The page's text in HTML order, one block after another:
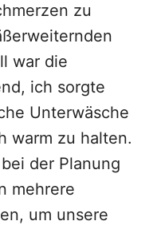
zu
war die
ich sorgte
Unterwäsche
warm zu halten.
der Planung
mehrere
um unsere